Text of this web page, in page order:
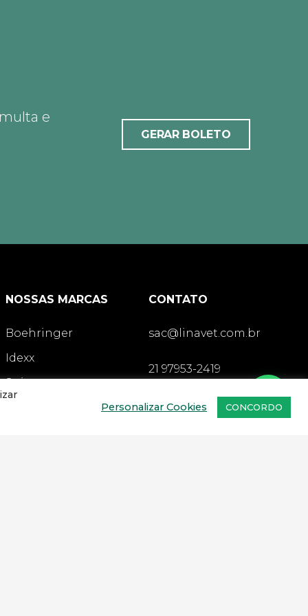
e
GERAR BOLETO
NOSSAS MARCAS
Boehringer
Idexx
Spin
CONTATO
sac@linavet.com.br
21 97953-2419
Personalizar Cookies
CONCORDO